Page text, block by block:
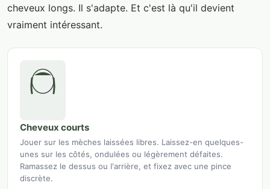
cheveux longs. Il s'adapte. Et c'est là qu'il devient
vraiment intéressant.
Cheveux courts
Jouer sur les mèches laissées libres. Laissez-en quelques-
unes sur les côtés, ondulées ou légèrement défaites.
Ramassez le dessus ou l'arrière, et fixez avec une pince
discrète.